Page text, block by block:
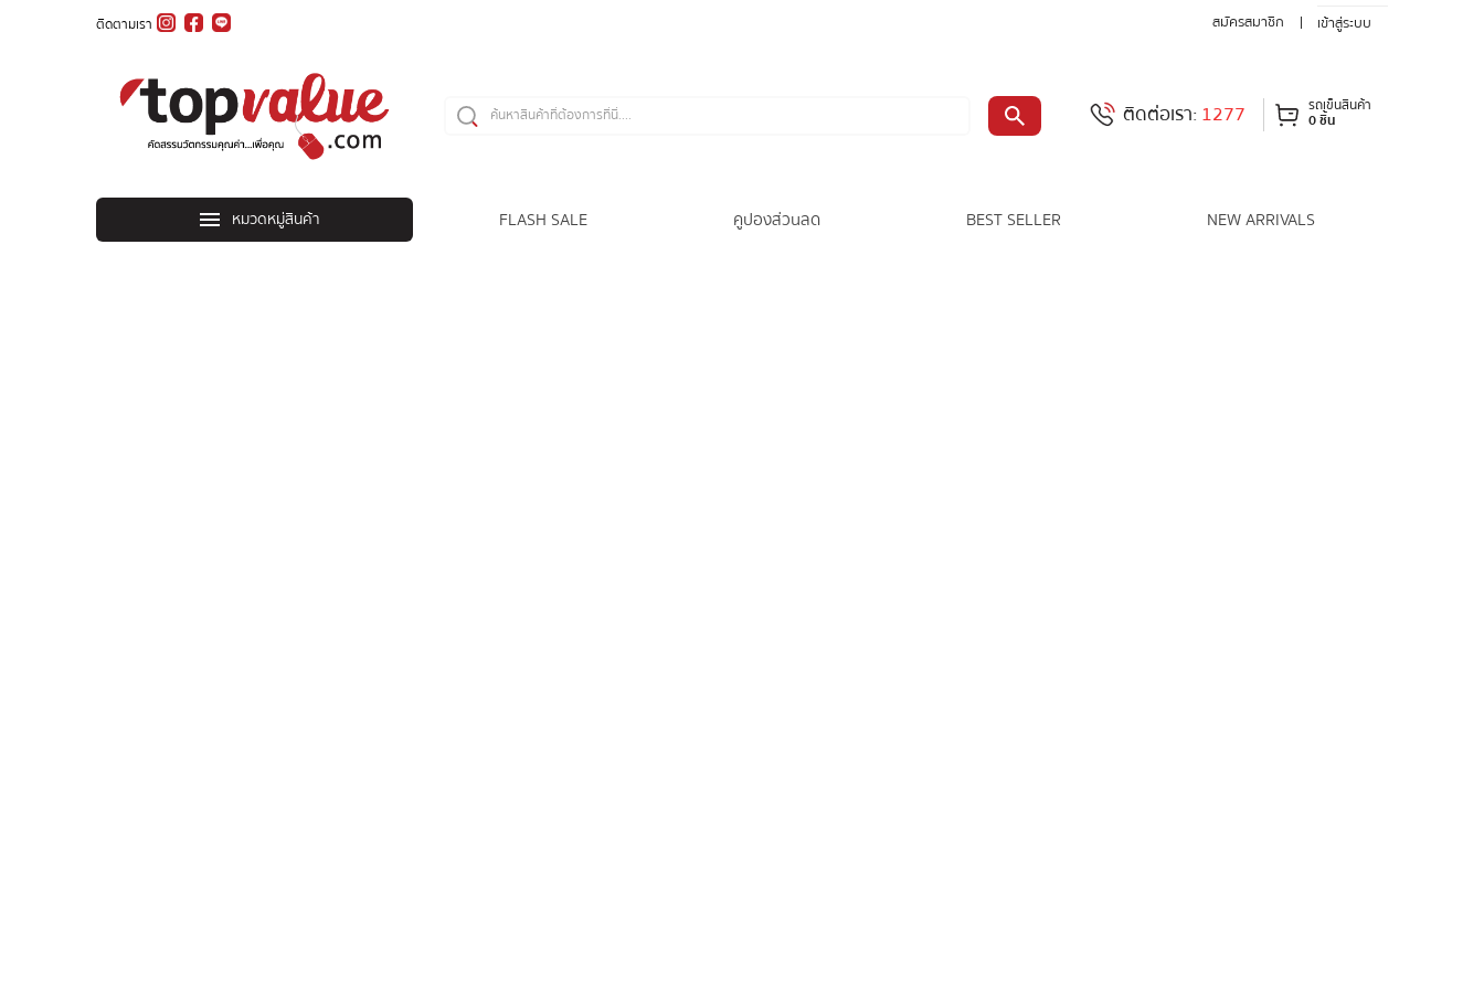
ติดตามเรา สมัครสมาชิก เข้าสู่ระบบ
หมวดหมู่สินค้า FLASH SALE คูปองส่วนลด BEST SELLER NEW ARRIVALS
ติดต่อเรา:1277 รถเข็นสินค้า
0 ชิ้น